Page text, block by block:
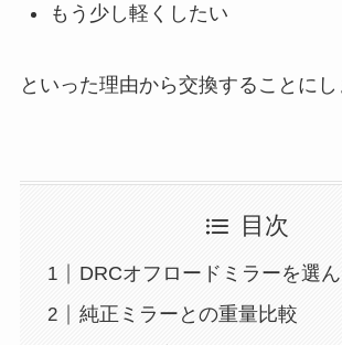
もう少し軽くしたい
といった理由から交換することにし
目次
DRCオフロードミラーを選
純正ミラーとの重量比較